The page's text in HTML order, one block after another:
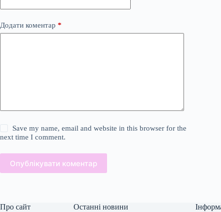
Додати коментар *
Save my name, email and website in this browser for the
next time I comment.
Опублікувати коментар
Про сайт
Останні новини